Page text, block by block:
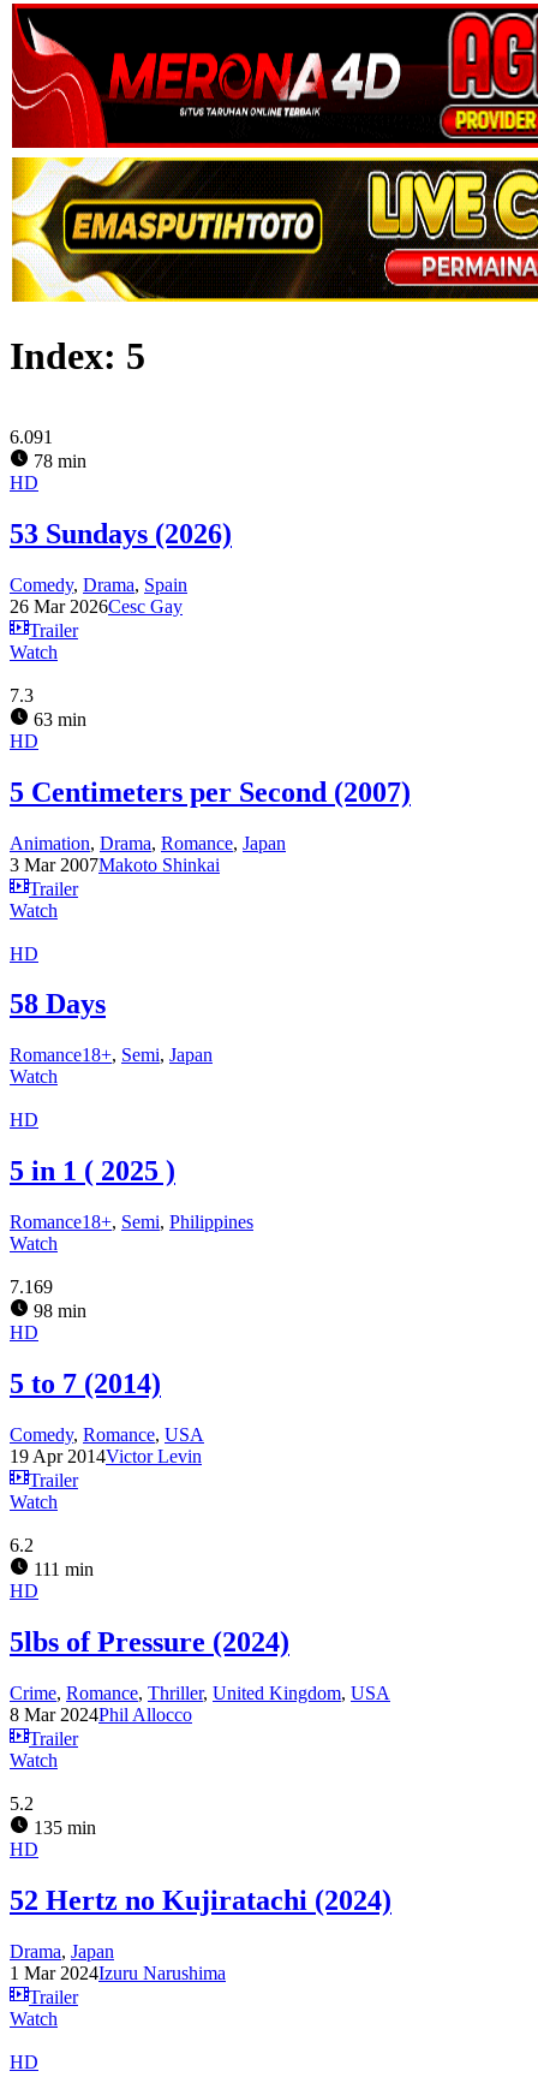
Index: 5
6.091
78 min
HD
53 Sundays (2026)
Comedy, Drama, Spain
26 Mar 2026Cesc Gay
Trailer
Watch
7.3
63 min
HD
5 Centimeters per Second (2007)
Animation, Drama, Romance, Japan
3 Mar 2007Makoto Shinkai
Trailer
Watch
HD
58 Days
Romance18+, Semi, Japan
Watch
HD
5 in 1 ( 2025 )
Romance18+, Semi, Philippines
Watch
7.169
98 min
HD
5 to 7 (2014)
Comedy, Romance, USA
19 Apr 2014Victor Levin
Trailer
Watch
6.2
111 min
HD
5lbs of Pressure (2024)
Crime, Romance, Thriller, United Kingdom, USA
8 Mar 2024Phil Allocco
Trailer
Watch
5.2
135 min
HD
52 Hertz no Kujiratachi (2024)
Drama, Japan
1 Mar 2024Izuru Narushima
Trailer
Watch
HD